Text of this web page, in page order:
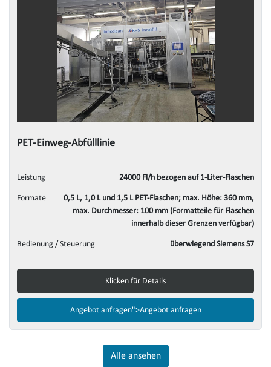
PET-Einweg-Abfülllinie
Leistung 24000 Fl/h bezogen auf 1-Liter-Flaschen
Formate
0,5 L, 1,0 L und 1,5 L PET-Flaschen; max. Höhe: 360 mm,
max. Durchmesser: 100 mm (Formatteile für Flaschen
innerhalb dieser Grenzen verfügbar)
Bedienung / Steuerung überwiegend Siemens S7
Klicken für Details
Angebot anfragen">Angebot anfragen
Alle ansehen